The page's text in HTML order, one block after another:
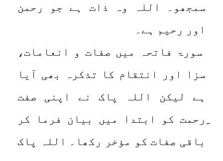
سمجھو۔ اللہ وہ ذات ہے جو رحمن
اور رحیم ہے۔
سورۃ فاتحہ میں صفات و انعامات،
سزا اور انتقام کا تذکرہ بھی آیا
ہے لیکن اللہ پاک نے اپنی صفت
ِرحمت کو ابتدا میں بیان فرما کر
باقی صفات کو مؤخر رکھا۔ اللہ پاک